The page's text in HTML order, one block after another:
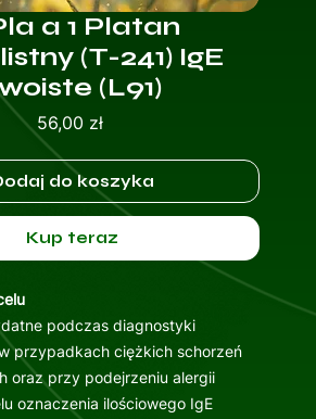
a 1 Platan
(T-241) IgE
(L91)
56,00 złCena
do koszyka
Kup teraz
podczas diagnostyki
przypadkach ciężkich schorzeń
oraz przy podejrzeniu alergii
oznaczenia ilościowego IgE